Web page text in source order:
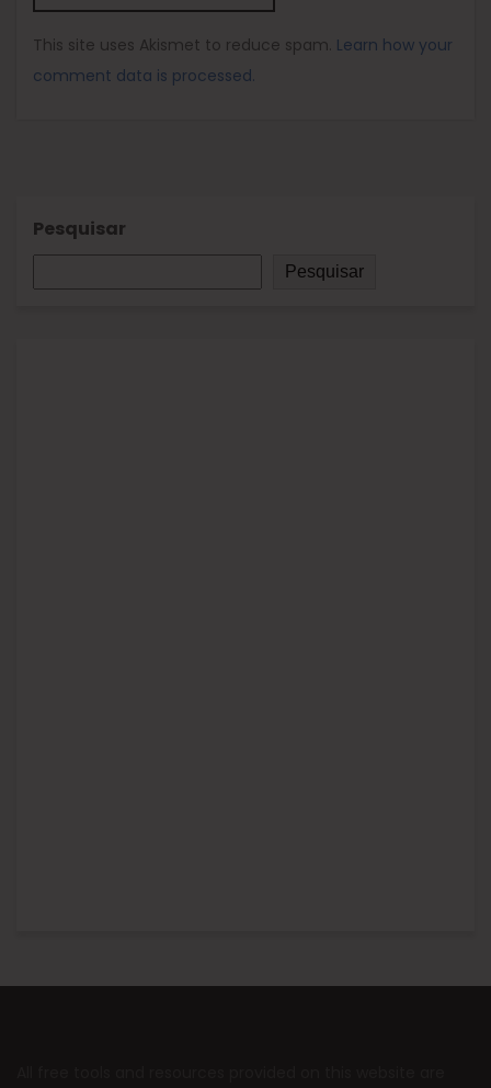
This site uses Akismet to reduce spam. Learn how your
comment data is processed.
Pesquisar
Pesquisar